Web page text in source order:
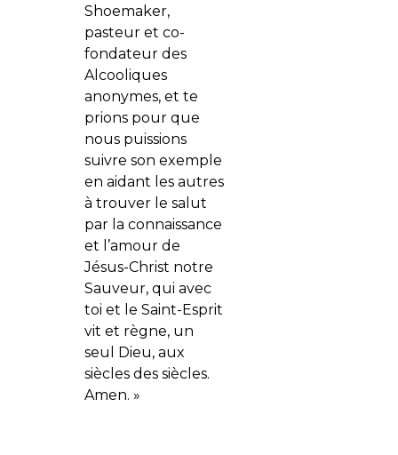
Shoemaker,
pasteur et co-
fondateur des
Alcooliques
anonymes, et te
prions pour que
nous puissions
suivre son exemple
en aidant les autres
à trouver le salut
par la connaissance
et l’amour de
Jésus-Christ notre
Sauveur, qui avec
toi et le Saint-Esprit
vit et règne, un
seul Dieu, aux
siècles des siècles.
Amen. »